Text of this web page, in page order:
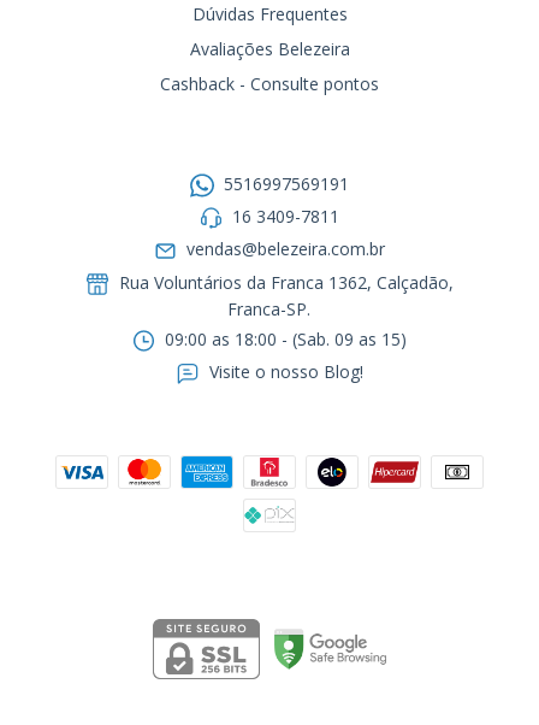
Dúvidas Frequentes
Avaliações Belezeira
Cashback - Consulte pontos
5516997569191
16 3409-7811
vendas@belezeira.com.br
Rua Voluntários da Franca 1362, Calçadão,
Franca-SP.ㅤㅤㅤㅤㅤㅤㅤㅤㅤㅤㅤ
09:00 as 18:00 - (Sab. 09 as 15)
Visite o nosso Blog!